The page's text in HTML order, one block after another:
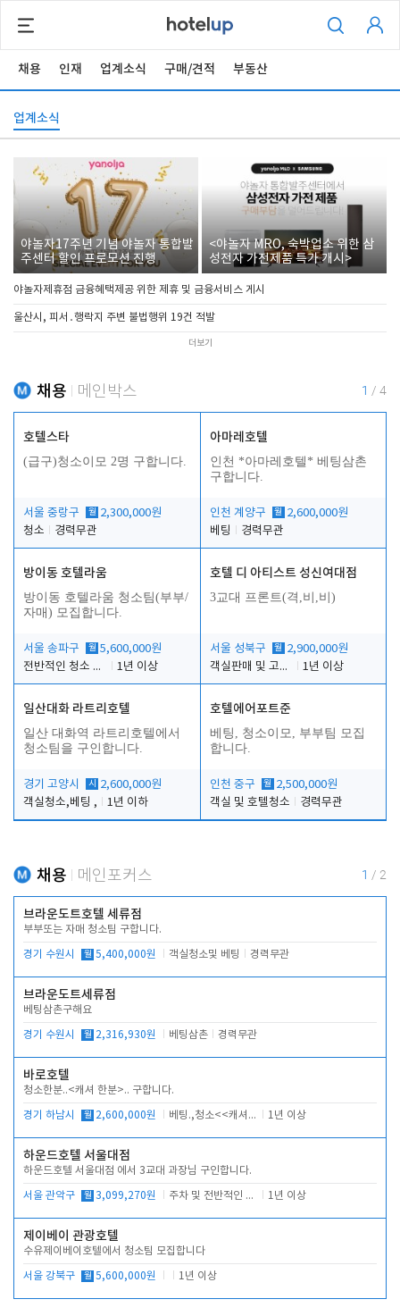
채용 인재 업계소식 구매/견적 부동산
업계소식
야놀자17주년 기념 야놀자 통합발
주센터 할인 프로모션 진행
<야놀자 MRO, 숙박업소 위한 삼
성전자 가전제품 특가 개시>
야놀자제휴점 금융혜택제공 위한 제휴 및 금융서비스 게시
울산시, 피서․행락지 주변 불법행위 19건 적발
더보기
채용 메인박스 1 / 4
호텔스타
(급구)청소이모 2명 구합니다.
서울 중랑구 월 2,300,000원
청소
경력무관
아마레호텔
인천 *아마레호텔* 베팅삼촌
구합니다.
인천 계양구 월 2,600,000원
베팅
경력무관
방이동 호텔라움
방이동 호텔라움 청소팀(부부/
자매) 모집합니다.
서울 송파구 월 5,600,000원
전반적인 청소 업무(객실청소.객실정리)
1년 이상
호텔 디 아티스트 성신여대점
3교대 프론트(격,비,비)
서울 성북구 월 2,900,000원
객실판매 및 고객응대
1년 이상
일산대화 라트리호텔
일산 대화역 라트리호텔에서
청소팀을 구인합니다.
경기 고양시 시
2,600,000원
객실청소,베팅 ,
1년 이하
호텔에어포트준
베팅, 청소이모, 부부팀 모집
합니다.
인천 중구 월 2,500,000원
객실 및 호텔청소
경력무관
채용 메인포커스 1 / 2
브라운도트호텔 세류점
부부또는 자매 청소팀 구합니다.
경기 수원시 월 5,400,000원 객실청소및 베팅 경력무관
브라운도트세류점
베팅삼촌구해요
경기 수원시 월 2,316,930원 베팅삼촌 경력무관
바로호텔
청소한분..<캐셔 한분>.. 구합니다.
경기 하남시 월 2,600,000원 베팅.,청소<<캐셔 모셔봅니다. 1년 이상
하운드호텔 서울대점
하운드호텔 서울대점 에서 3교대 과장님 구인합니다.
서울 관악구 월 3,099,270원 주차 및 전반적인 당번업무 1년 이상
제이베이 관광호텔
수유제이베이호텔에서 청소팀 모집합니다
서울 강북구 월 5,600,000원 1년 이상